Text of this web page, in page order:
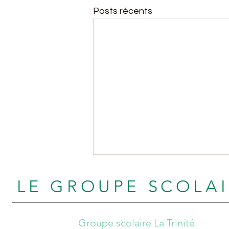
Posts récents
LE GROUPE
Groupe scolaire La Trinité